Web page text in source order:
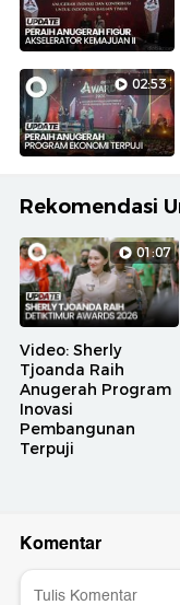
02:53
Rekomendasi
01:07
Video: Sherly
Tjoanda Raih
Anugerah Program
Inovasi
Pembangunan
Terpuji